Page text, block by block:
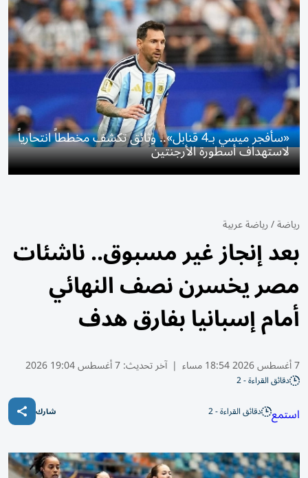
«سأفجر ميسي بـ4 قنابل».. وثائق تكشف مخططاً انتحارياً
لاستهداف أسطورة الأرجنتين
رياضة/رياضة عربية
بعد إنجاز غير مسبوق.. ناشئات
مصر يخسرن نصف النهائي
أمام إسبانيا بفارق هدف
7 أغسطس 2026 18:54 مساء | آخر تحديث:7 أغسطس 19:04 2026
دقائق القراءة - 2
استمع دقائق القراءة - 2 شارك